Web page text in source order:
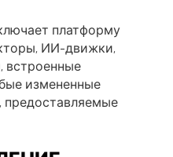
платформу
ИИ-движки,
встроенные
измененные
предоставляемые